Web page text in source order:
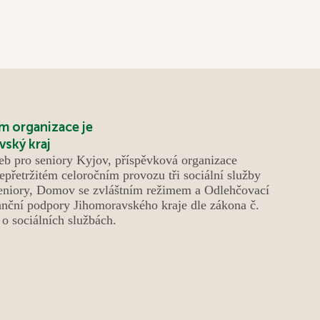
úsměvu, setkávání a příjemně stráveným chvílím.
organizace je
pro seniory Kyjov, příspěvková organizace
celoročním provozu tři sociální služby
Domov se zvláštním režimem a Odlehčovací
podpory Jihomoravského kraje dle zákona č.
sociálních službách.